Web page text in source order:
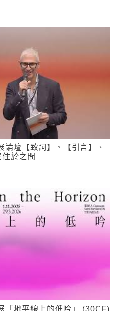
壇【致詞】、【引言】、
於之間
「地平線上的低吟」 (30CF)